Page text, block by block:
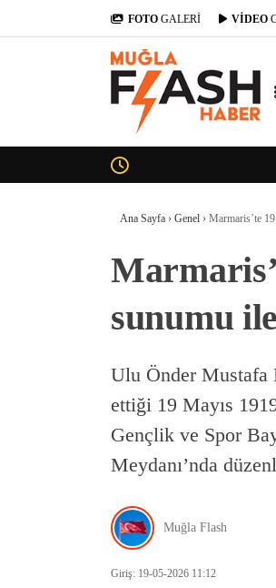
FOTO GALERİ VİDEO
Ana Sayfa › Genel › Marmaris’te
sunumu
Ulu Önder Mustafa
ettiği 19 Mayıs
Gençlik ve Spor
Meydanı’nda
Muğla Flash
Giriş: 19-05-2026 11:12